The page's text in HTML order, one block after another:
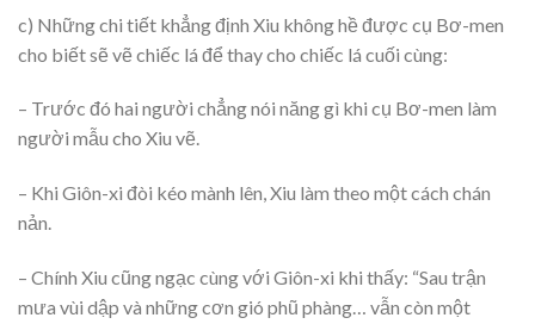
c) Những chi tiết khẳng định Xiu không hề được cụ Bơ-men
cho biết sẽ vẽ chiếc lá để thay cho chiếc lá cuối cùng:
– Trước đó hai người chẳng nói năng gì khi cụ Bơ-men làm
người mẫu cho Xiu vẽ.
– Khi Giôn-xi đòi kéo mành lên, Xiu làm theo một cách chán
nản.
– Chính Xiu cũng ngạc cùng với Giôn-xi khi thấy: “Sau trận
mưa vùi dập và những cơn gió phũ phàng… vẫn còn một